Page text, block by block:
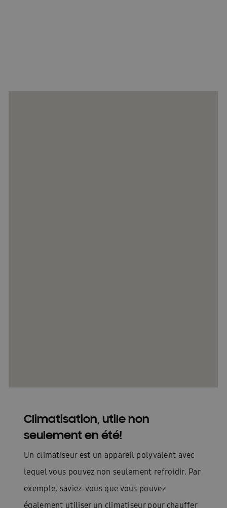
Climatisation, utile non
seulement en été!
Un climatiseur est un appareil polyvalent avec
lequel vous pouvez non seulement refroidir. Par
exemple, saviez-vous que vous pouvez
également utiliser un climatiseur pour chauffer